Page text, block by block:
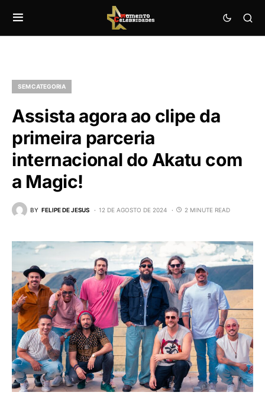
SEM CATEGORIA
Assista agora ao clipe da
primeira parceria
internacional do Akatu com
a Magic!
BY FELIPE DE JESUS 12 DE AGOSTO DE 2024 2 MINUTE READ